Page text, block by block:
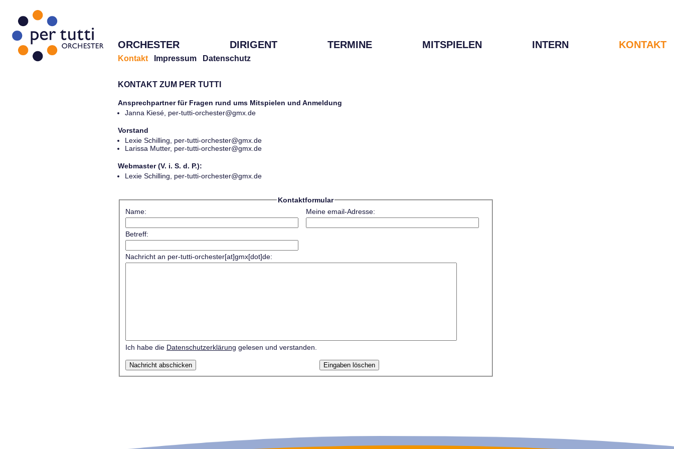
ORCHESTER DIRIGENT TERMINE MITSPIELEN INTERN KONTAKT
Kontakt Impressum Datenschutz
KONTAKT ZUM PER TUTTI
Ansprechpartner für Fragen rund ums Mitspielen und Anmeldung
Janna Kiesé, per-tutti-orchester@gmx.de
Vorstand
Lexie Schilling, per-tutti-orchester@gmx.de
Larissa Mutter, per-tutti-orchester@gmx.de
Webmaster (V. i. S. d. P.):
Lexie Schilling, per-tutti-orchester@gmx.de
Kontaktformular
Name:
Meine email-Adresse:
Betreff:
Nachricht an per-tutti-orchester[at]gmx[dot]de:
Ich habe die Datenschutzerklärung gelesen und verstanden.